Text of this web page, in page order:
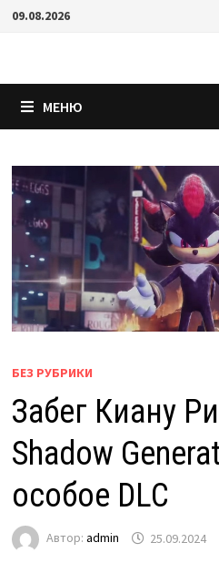
Перейти
09.08.2026
МЕНЮ
БЕЗ РУБРИКИ
Забег Киану
Shadow
особое DLC
Автор: admin 25.09.2024